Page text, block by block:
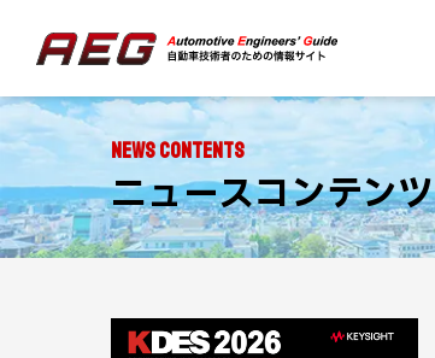
NEWS CONTENTS
ニュースコンテンツ